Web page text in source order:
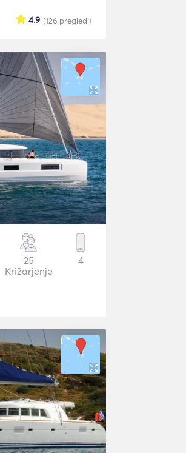
(126 pregledi)
4.9
25
Križarjenje
4